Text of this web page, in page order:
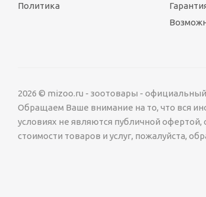
Политика
2026 © mizoo.ru - зоотовары -
Обращаем Ваше внимание на то, что вся
условиях не являются публичной
стоимости товаров и услуг, пожалуйста,